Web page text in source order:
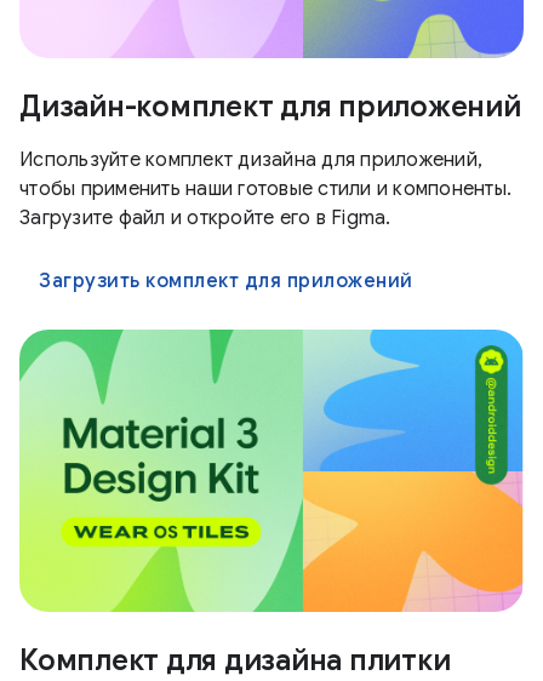
Дизайн-комплект для приложений
Используйте комплект дизайна для приложений,
чтобы применить наши готовые стили и компоненты.
Загрузите файл и откройте его в Figma.
Загрузить комплект для приложений
Комплект для дизайна плитки